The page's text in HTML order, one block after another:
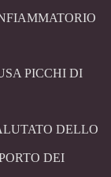
PICCHI DI
DELLO
DEI